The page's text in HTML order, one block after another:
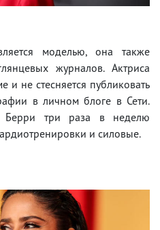
моделью, она также
журналов. Актриса
и не стесняется публиковать
в личном блоге в Сети.
три раза в неделю
и силовые.